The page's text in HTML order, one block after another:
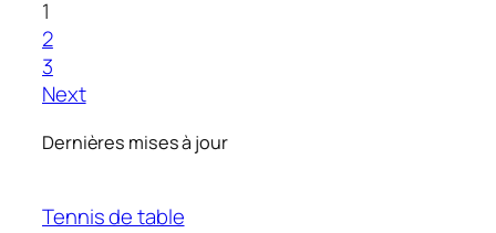
1
2
3
Next
Dernières mises à jour
Tennis de table